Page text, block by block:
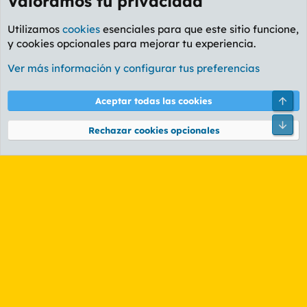
Valencia
Cookies
PL OLDSTYLE AMARILLO
Términos y reglas Política de privacidad Ayuda
Community platform by XenForo® © 2010-2026 XenForo Ltd.
Utilizamos cookies esenciales para que este sitio funcione,
y cookies opcionales para mejorar tu experiencia.
Ver más información y configurar tus preferencias
Aceptar todas las cookies
Rechazar cookies opcionales
Pie